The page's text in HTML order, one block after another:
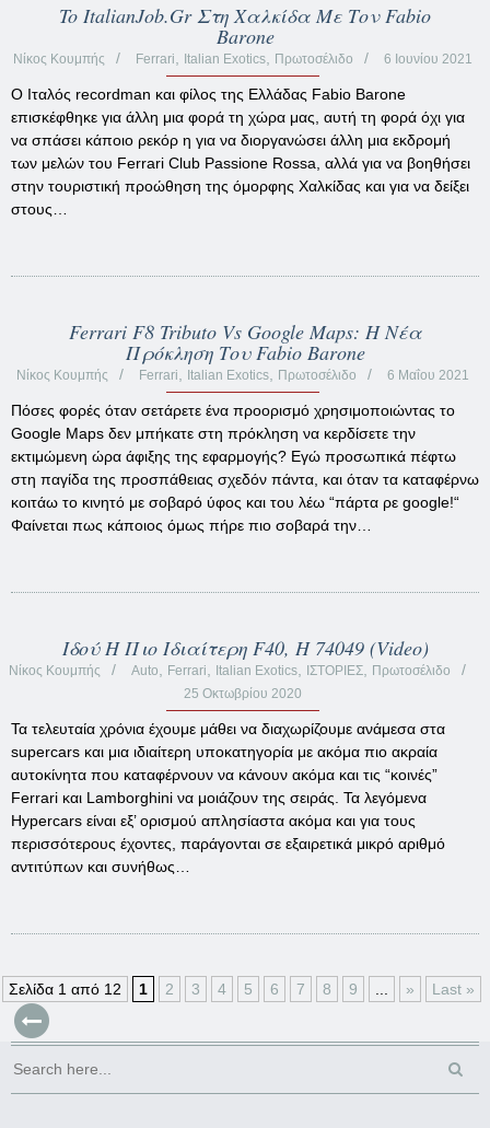
To ItalianJob.gr Στη Χαλκίδα Με Τον Fabio
Barone
Νίκος Κουμπής Ferrari Italian Exotics, Πρωτοσέλιδο 6 Ιουνίου 2021
Ο Ιταλός recordman και φίλος της Ελλάδας Fabio Barone
επισκέφθηκε για άλλη μια φορά τη χώρα μας, αυτή τη φορά όχι για
να σπάσει κάποιο ρεκόρ η για να διοργανώσει άλλη μια εκδρομή
των μελών του Ferrari Club Passione Rossa, αλλά για να βοηθήσει
στην τουριστική προώθηση της όμορφης Χαλκίδας και για να δείξει
στους…
Ferrari F8 Tributo Vs Google Maps: Η Νέα
Πρόκληση Του Fabio Barone
Νίκος Κουμπής Ferrari Italian Exotics, Πρωτοσέλιδο 6 Μαΐου 2021
Πόσες φορές όταν σετάρετε ένα προορισμό χρησιμοποιώντας το
Google Maps δεν μπήκατε στη πρόκληση να κερδίσετε την
εκτιμώμενη ώρα άφιξης της εφαρμογής? Εγώ προσωπικά πέφτω
στη παγίδα της προσπάθειας σχεδόν πάντα, και όταν τα καταφέρνω
κοιτάω το κινητό με σοβαρό ύφος και του λέω “πάρτα ρε google!“
Φαίνεται πως κάποιος όμως πήρε πιο σοβαρά την…
Ιδού Η Πιο Ιδιαίτερη F40, Η 74049 (Video)
Νίκος Κουμπής Auto Ferrari Italian Exotics, ΙΣΤΟΡΙΕΣ,
Πρωτοσέλιδο
25 Οκτωβρίου 2020
Τα τελευταία χρόνια έχουμε μάθει να διαχωρίζουμε ανάμεσα στα
supercars και μια ιδιαίτερη υποκατηγορία με ακόμα πιο ακραία
αυτοκίνητα που καταφέρνουν να κάνουν ακόμα και τις “κοινές”
Ferrari και Lamborghini να μοιάζουν της σειράς. Τα λεγόμενα
Hypercars είναι εξ’ ορισμού απλησίαστα ακόμα και για τους
περισσότερους έχοντες, παράγονται σε εξαιρετικά μικρό αριθμό
αντιτύπων και συνήθως…
Σελίδα 1 από 12 1 2 3 4 5 6 7 8 9 » Last »